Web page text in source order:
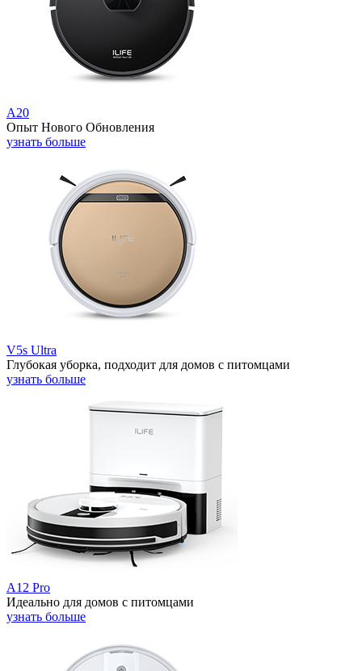
A20
Опыт Нового Обновления
узнать больше
V5s Ultra
Глубокая уборка, подходит для домов с питомцами
узнать больше
A12 Pro
Идеально для домов с питомцами
узнать больше